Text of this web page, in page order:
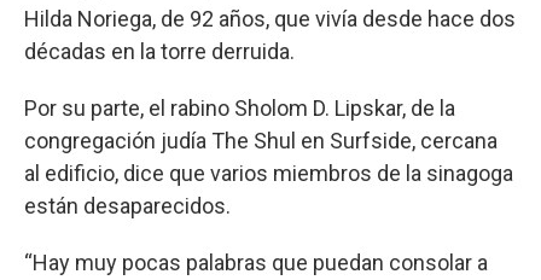
Hilda Noriega, de 92 años, que vivía desde hace dos
décadas en la torre derruida.
Por su parte, el rabino Sholom D. Lipskar, de la
congregación judía The Shul en Surfside, cercana
al edificio, dice que varios miembros de la sinagoga
están desaparecidos.
“Hay muy pocas palabras que puedan consolar a